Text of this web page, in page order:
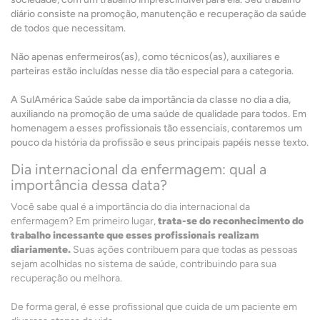
diário consiste na promoção, manutenção e recuperação da saúde
de todos que necessitam.
Não apenas enfermeiros(as), como técnicos(as), auxiliares e
parteiras estão incluídas nesse dia tão especial para a categoria.
A SulAmérica Saúde sabe da importância da classe no dia a dia,
auxiliando na promoção de uma saúde de qualidade para todos. Em
homenagem a esses profissionais tão essenciais, contaremos um
pouco da história da profissão e seus principais papéis nesse texto.
Dia internacional da enfermagem: qual a
importância dessa data?
Você sabe qual é a importância do dia internacional da
enfermagem? Em primeiro lugar,trata-se do reconhecimento do
trabalho incessante que esses profissionais realizam
diariamente. Suas ações contribuem para que todas as pessoas
sejam acolhidas no sistema de saúde, contribuindo para sua
recuperação ou melhora.
De forma geral, é esse profissional que cuida de um paciente em